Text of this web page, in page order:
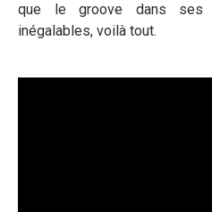
que le groove dans ses
inégalables, voilà tout.